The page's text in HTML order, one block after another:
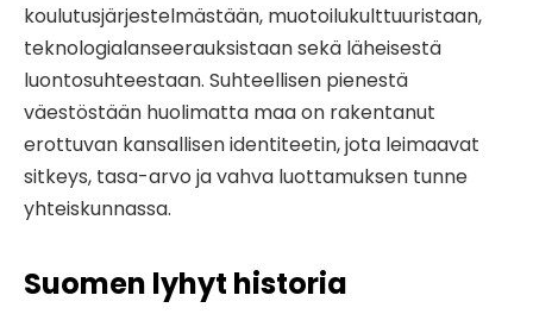
koulutusjärjestelmästään, muotoilukulttuuristaan,
teknologialanseerauksistaan sekä läheisestä
luontosuhteestaan. Suhteellisen pienestä
väestöstään huolimatta maa on rakentanut
erottuvan kansallisen identiteetin, jota leimaavat
sitkeys, tasa-arvo ja vahva luottamuksen tunne
yhteiskunnassa.
Suomen lyhyt historia